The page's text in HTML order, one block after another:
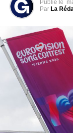
Publié le
Par La